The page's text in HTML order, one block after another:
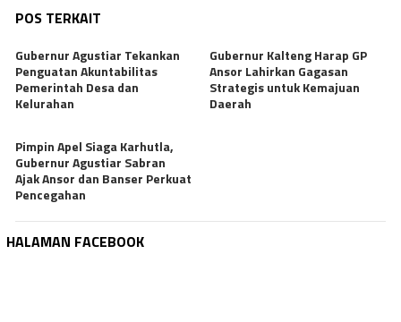
POS TERKAIT
Gubernur Agustiar Tekankan
Penguatan Akuntabilitas
Pemerintah Desa dan
Kelurahan
Gubernur Kalteng Harap GP
Ansor Lahirkan Gagasan
Strategis untuk Kemajuan
Daerah
Pimpin Apel Siaga Karhutla,
Gubernur Agustiar Sabran
Ajak Ansor dan Banser Perkuat
Pencegahan
HALAMAN FACEBOOK